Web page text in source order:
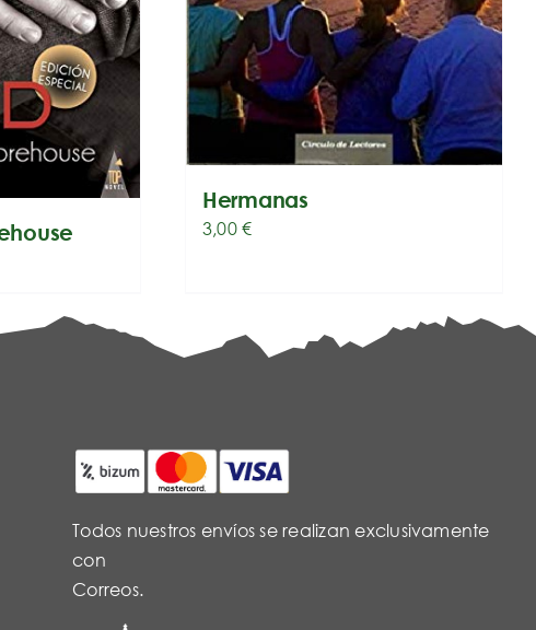
Hermanas
3,00€
Todos nuestros envíos se realizan exclusivamente
con
Correos.